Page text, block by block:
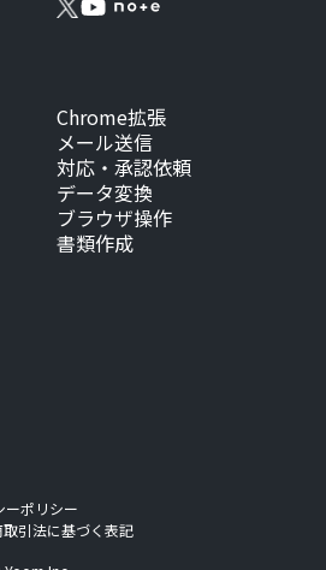
Chrome拡張
メール送信
対応・承認依頼
データ変換
ブラウザ操作
書類作成
ーポリシー
引法に基づく表記